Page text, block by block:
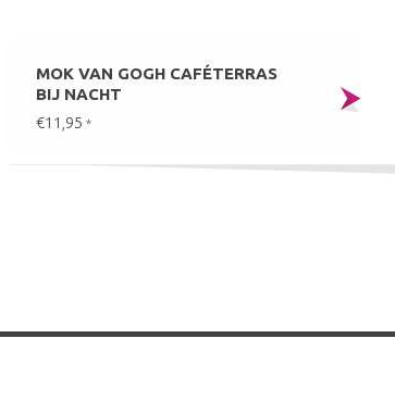
MOK VAN GOGH CAFÉTERRAS
BIJ NACHT
€11,95 *